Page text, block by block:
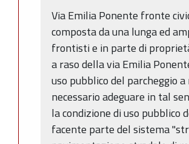
Via Emilia Ponente fronte
composta da una lunga ed
frontisti e in parte di
a raso della via Emilia
uso pubblico del parcheggio
necessario adeguare in tal
la condizione di uso pubblico
facente parte del sistema